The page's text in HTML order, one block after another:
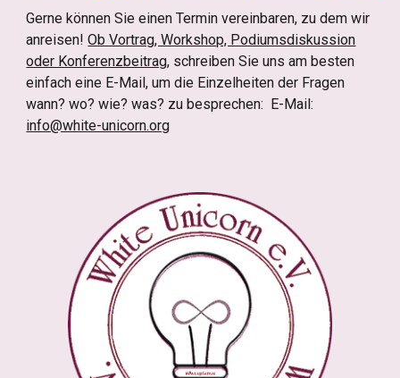
Gerne können Sie einen Termin vereinbaren, zu dem wir
anreisen!Ob Vortrag, Workshop, Podiumsdiskussion
oder Konferenzbeitrag, schreiben Sie uns am besten
einfach eine E-Mail, um die Einzelheiten der Fragen
wann? wo? wie? was? zu besprechen: E-Mail:
info@white-unicorn.org